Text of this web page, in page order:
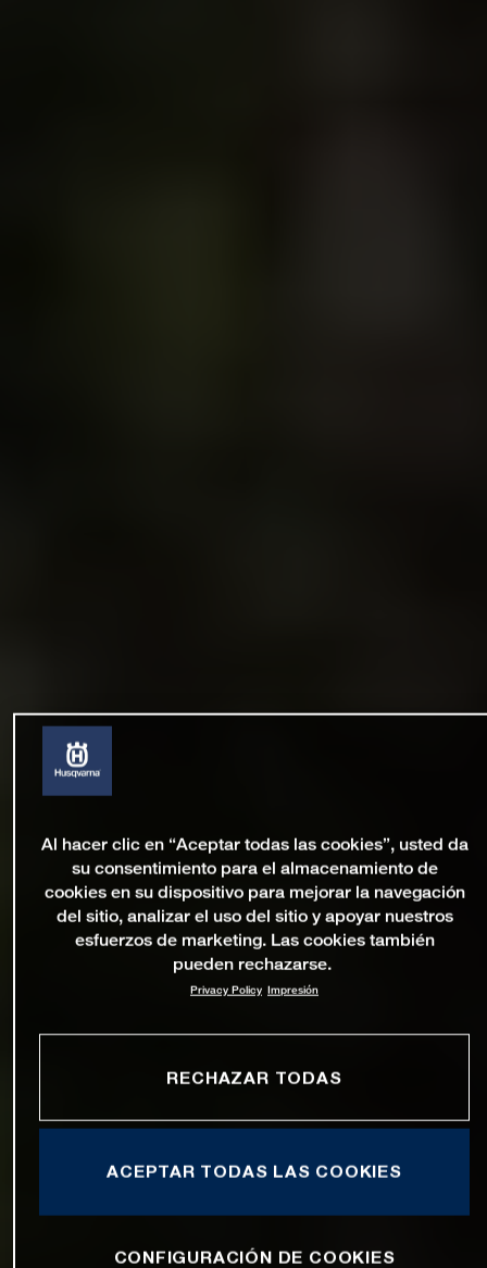
Al hacer clic en “Aceptar todas las cookies”, usted da
su consentimiento para el almacenamiento de
cookies en su dispositivo para mejorar la navegación
del sitio, analizar el uso del sitio y apoyar nuestros
esfuerzos de marketing. Las cookies también
pueden rechazarse.
Privacy Policy Impresión
RECHAZAR TODAS
ACEPTAR TODAS LAS COOKIES
CONFIGURACIÓN DE COOKIES